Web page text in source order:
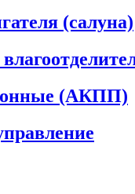
(салуна)
(АКПП)